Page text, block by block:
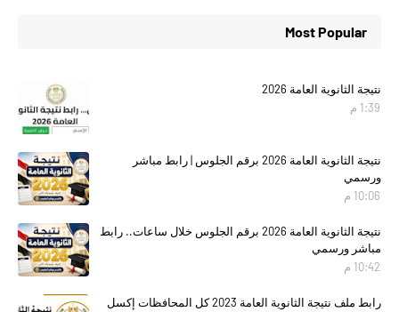
Most Popular
نتيجة الثانوية العامة 2026
1:39 م
نتيجة الثانوية العامة 2026 برقم الجلوس | رابط مباشر
ورسمي
10:06 م
نتيجة الثانوية العامة 2026 برقم الجلوس خلال ساعات.. رابط
مباشر ورسمي
10:42 م
رابط ملف نتيجة الثانوية العامة 2023 كل المحافظات إكسل